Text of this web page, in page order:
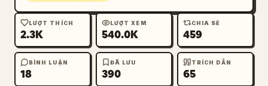
LƯỢT THÍCH
2.3K
LƯỢT XEM
540.0K
CHIA SẺ
459
BÌNH LUẬN
18
ĐÃ LƯU
390
TRÍCH DẪN
65